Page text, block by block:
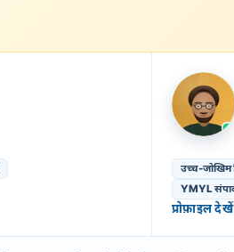
उच्च-जोखिम
YMYL
प्रोफ़ाइल